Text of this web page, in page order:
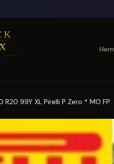
Hem
99Y XL Pirelli P Zero * MO FP